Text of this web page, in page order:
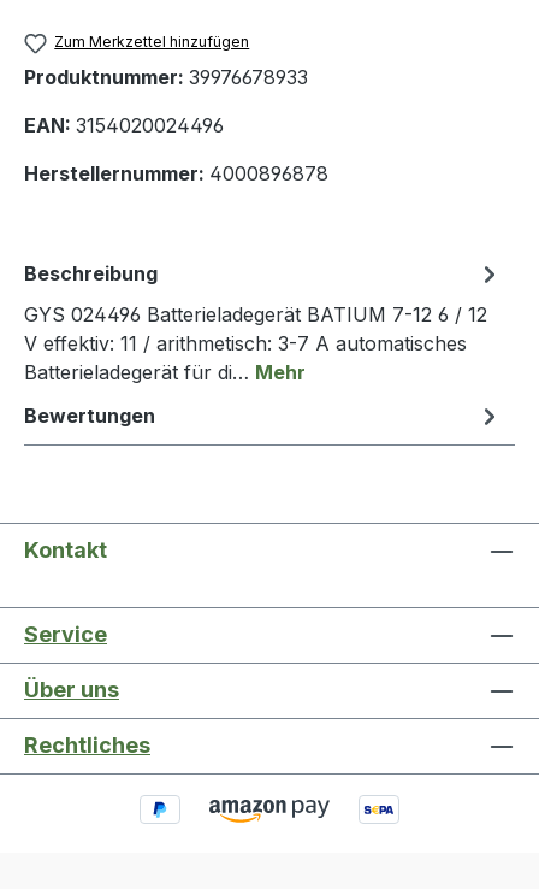
Zum Merkzettel hinzufügen
Produktnummer: 39976678933
EAN: 3154020024496
Herstellernummer: 4000896878
Beschreibung
GYS 024496 Batterieladegerät BATIUM 7-12 6 / 12
V effektiv: 11 / arithmetisch: 3-7 A automatisches
Batterieladegerät für di… Mehr
Bewertungen
Kontakt
Service
Über uns
Rechtliches